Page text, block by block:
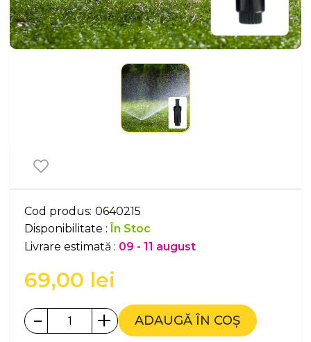
Cod produs: 0640215
Disponibilitate :În Stoc
Livrare estimată : 09 - 11 august
69,00 lei
- + ADAUGĂ ÎN COȘ